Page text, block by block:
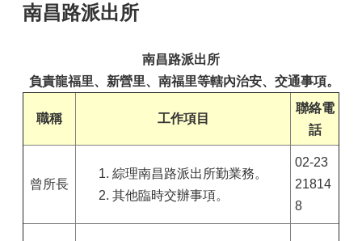
南昌路派出所
職稱 工作項目
聯絡電
話
南昌路派出所
負責龍福里、新營里、南福里等轄內治安、交通事項。
曾所長
綜理南昌路派出所勤業務。
其他臨時交辦事項。
02-23
21814
8